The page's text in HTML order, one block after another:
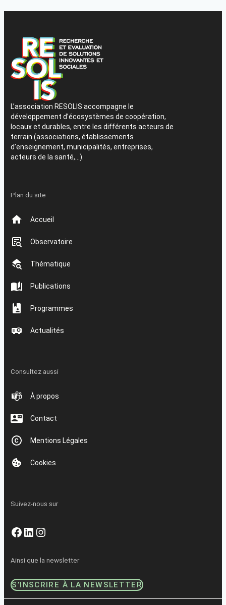
L’association RESOLIS accompagne le
développement d’écosystèmes de coopération,
locaux et durables, entre les différents acteurs de
terrain (associations, établissements
d’enseignement, municipalités, entreprises,
acteurs de la santé,…).
Plan du site
Accueil
Observatoire
Thématique
Publications
Programmes
Actualités
Consultez aussi
À propos
Contact
Mentions Légales
Cookies
Suivez-nous sur
Facebook
LinkedIn
Instagram
Ainsi que la newsletter
S’INSCRIRE À LA NEWSLETTER